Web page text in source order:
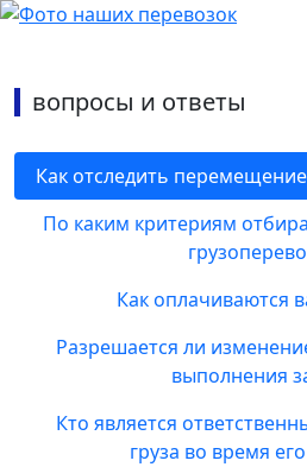
вопросы и ответы
Как отследить
По каким критериям
Как оплачиваются
Разрешается ли
выполнения
Кто является
груза во время